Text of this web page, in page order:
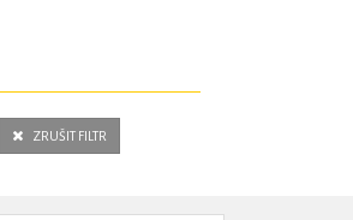
ZRUŠIT FILTR